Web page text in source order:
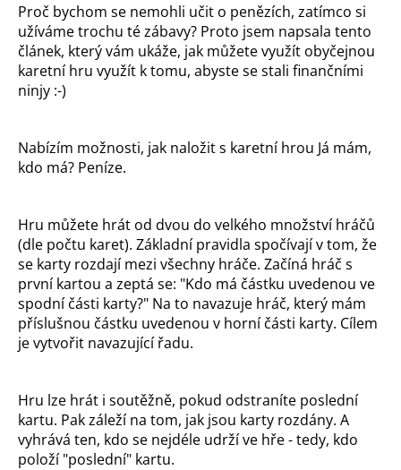
Proč bychom se nemohli učit o penězích, zatímco si
užíváme trochu té zábavy? Proto jsem napsala tento
článek, který vám ukáže, jak můžete využít obyčejnou
karetní hru využít k tomu, abyste se stali finančními
ninjy :-)
Nabízím možnosti, jak naložit s karetní hrou Já mám,
kdo má? Peníze.
Hru můžete hrát od dvou do velkého množství hráčů
(dle počtu karet). Základní pravidla spočívají v tom, že
se karty rozdají mezi všechny hráče. Začíná hráč s
první kartou a zeptá se: "Kdo má částku uvedenou ve
spodní části karty?" Na to navazuje hráč, který mám
příslušnou částku uvedenou v horní části karty. Cílem
je vytvořit navazující řadu.
Hru lze hrát i soutěžně, pokud odstraníte poslední
kartu. Pak záleží na tom, jak jsou karty rozdány. A
vyhrává ten, kdo se nejdéle udrží ve hře - tedy, kdo
položí "poslední" kartu.
HLEDAT
o
p
o
r
u
č
u
m
e